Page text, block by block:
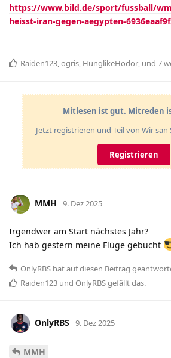
https://www.bild.de/sport/fussball/
heisst-iran-gegen-aegypten-
Raiden123,ogris, HunglikeHodor, und 7
Mitlesen ist gut. Mitreden
Jetzt registrieren und Teil von Wir
Registrieren
MMH 9. Dez 2025
Irgendwer am Start nächstes Jahr?
Ich hab gestern meine Flüge gebucht
OnlyRBS hatauf diesen Beitrag
Raiden123 und OnlyRBSgefällt das.
OnlyRBS 9. Dez 2025
MMH